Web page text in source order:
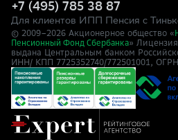
+7 (495) 785 38 87
Для клиентов ИПП Пенсия с
© 2009–2026 Акционерное общество «
Пенсионный Фонд Сбербанка»
выдана Центральным банком
ИНН/ КПП 7725352740/772501001,